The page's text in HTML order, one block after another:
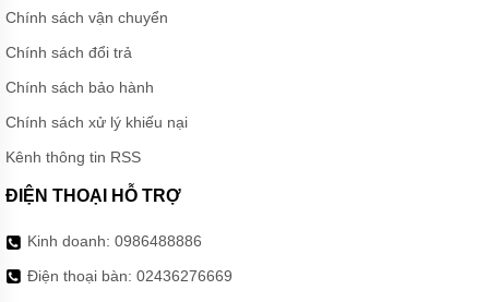
Chính sách vận chuyển
Chính sách đổi trả
Chính sách bảo hành
Chính sách xử lý khiếu nại
Kênh thông tin RSS
ĐIỆN THOẠI HỖ TRỢ
Kinh doanh: 0986488886
Điện thoại bàn: 02436276669